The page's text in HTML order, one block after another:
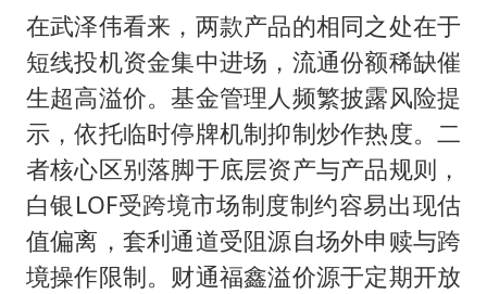
在武泽伟看来，两款产品的相同之处在于
短线投机资金集中进场，流通份额稀缺催
生超高溢价。基金管理人频繁披露风险提
示，依托临时停牌机制抑制炒作热度。二
者核心区别落脚于底层资产与产品规则，
白银LOF受跨境市场制度制约容易出现估
值偏离，套利通道受阻源自场外申赎与跨
境操作限制。财通福鑫溢价源于定期开放